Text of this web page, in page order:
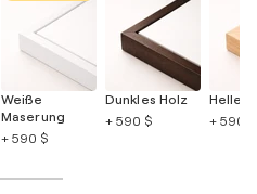
Weiße
Maserung
+ 590 $
Dunkles Holz
+ 590 $
Helles
+ 590 $